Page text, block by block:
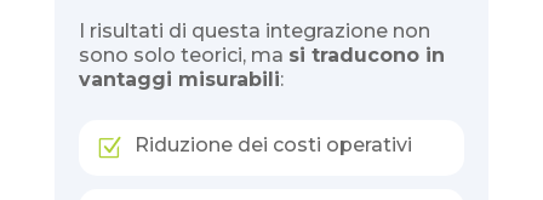
I risultati di questa integrazione non
sono solo teorici, ma si traducono in
vantaggi misurabili:
Z Riduzione dei costi operativi